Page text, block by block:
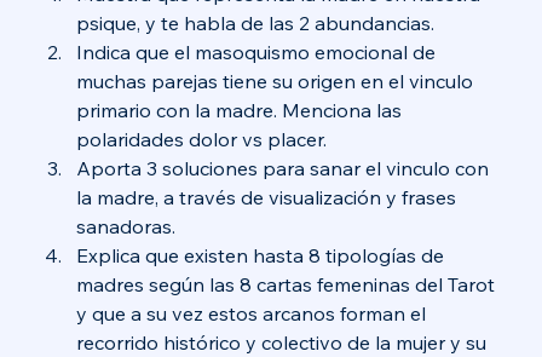
psique, y te habla de las 2 abundancias.
Indica que el masoquismo emocional de
muchas parejas tiene su origen en el vinculo
primario con la madre. Menciona las
polaridades dolor vs placer.
Aporta 3 soluciones para sanar el vinculo con
la madre, a través de visualización y frases
sanadoras.
Explica que existen hasta 8 tipologías de
madres según las 8 cartas femeninas del Tarot
y que a su vez estos arcanos forman el
recorrido histórico y colectivo de la mujer y su